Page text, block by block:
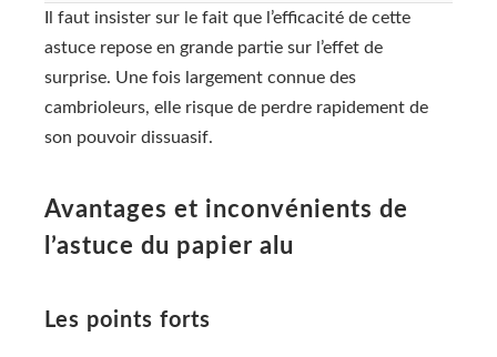
Il faut insister sur le fait que l’efficacité de cette
astuce repose en grande partie sur l’effet de
surprise. Une fois largement connue des
cambrioleurs, elle risque de perdre rapidement de
son pouvoir dissuasif.
Avantages et inconvénients de
l’astuce du papier alu
Les points forts